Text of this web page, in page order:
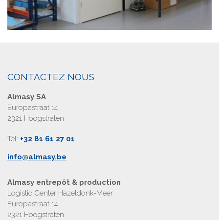
CONTACTEZ NOUS
Almasy SA
Europastraat 14
2321 Hoogstraten
Tel: +32 81 61 27 01
info@almasy.be
Almasy entrepôt & production
Logistic Center Hazeldonk-Meer
Europastraat 14
2321 Hoogstraten